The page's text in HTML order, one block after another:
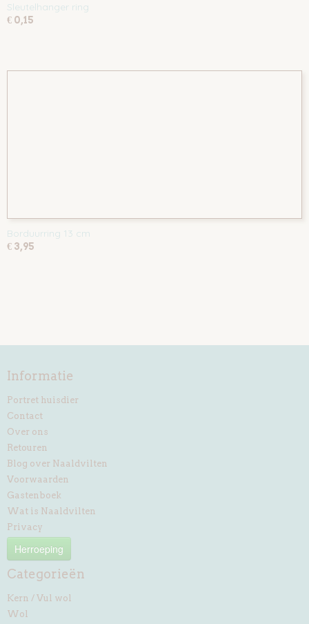
Sleutelhanger ring
€ 0,15
Borduurring 13 cm
€ 3,95
Informatie
Portret huisdier
Contact
Over ons
Retouren
Blog over Naaldvilten
Voorwaarden
Gastenboek
Wat is Naaldvilten
Privacy
Herroeping
Categorieën
Kern / Vul wol
Wol